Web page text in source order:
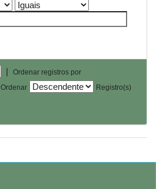
|
Ordenar registros por
Ordenar
Registro(s)